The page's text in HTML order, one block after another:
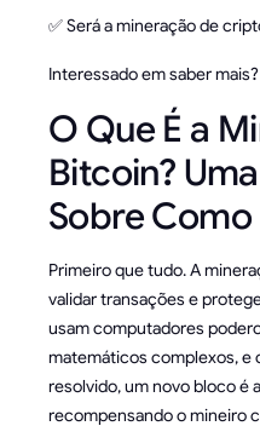
✅ Será a mineração de
Interessado em saber
O Que É a
Bitcoin?
Sobre Como
Primeiro que tudo. A
validar transações e
usam computadores
matemáticos complexos, e
resolvido, um novo bloco é
recompensando o mineiro